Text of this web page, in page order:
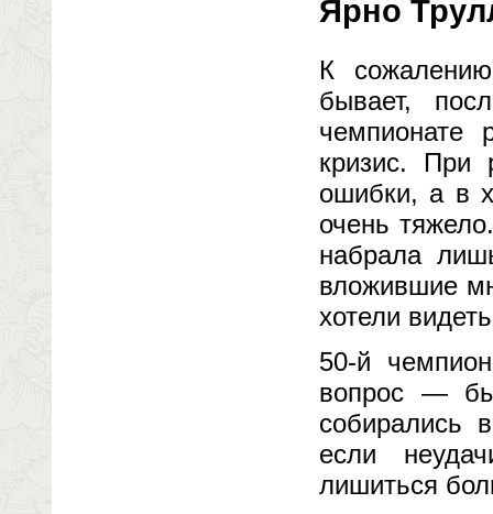
Ярно
К
бывает,
чемпионате
кризис. При
ошибки, а в
очень
набрала
вложившие
хотели
50-й
вопрос —
собирались
если
лишиться